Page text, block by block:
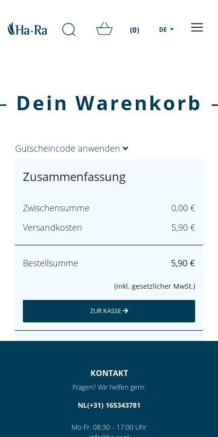
(0) DE
Dein Warenkorb
Gutscheincode anwenden
Zusammenfassung
Zwischensumme
0,00 €
Versandkosten
5,90 €
Bestellsumme 5,90 €
(inkl. gesetzlicher MwSt.)
ZUR KASSE
KONTAKT
Fragen? Wir helfen gern:
NL(+31) 165343781
Mo-Fr. 08:30 - 17:00 Uhr